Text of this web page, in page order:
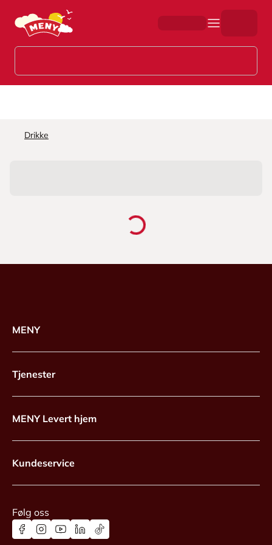
Hopp til hovedinnhold
Drikke
MENY
Tjenester
MENY Levert hjem
Kundeservice
Følg oss